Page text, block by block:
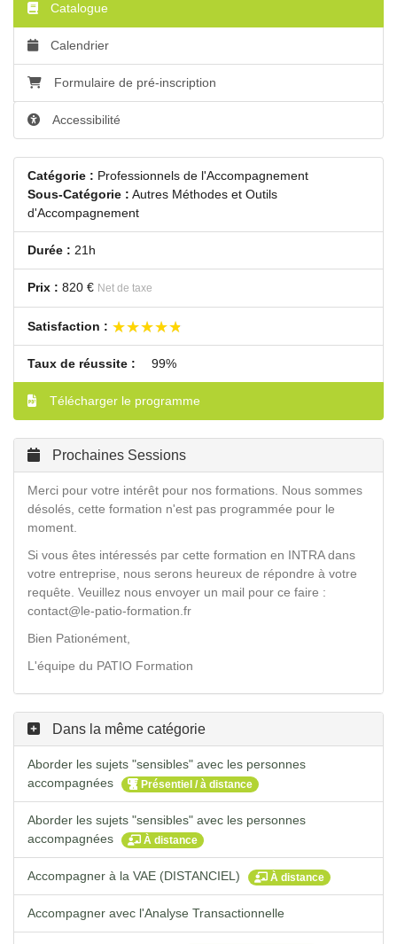
Catalogue
Calendrier
Formulaire de pré-inscription
Accessibilité
Catégorie : Professionnels de l'Accompagnement
Sous-Catégorie : Autres Méthodes et Outils
d'Accompagnement
Durée : 21h
Prix : 820 € Net de taxe
Satisfaction : ★★★★★
★★★★★
Taux de réussite : 99%
Télécharger le programme
Prochaines Sessions
Merci pour votre intérêt pour nos formations. Nous sommes
désolés, cette formation n'est pas programmée pour le
moment.
Si vous êtes intéressés par cette formation en INTRA dans
votre entreprise, nous serons heureux de répondre à votre
requête. Veuillez nous envoyer un mail pour ce faire :
contact@le-patio-formation.fr
Bien Pationément,
L'équipe du PATIO Formation
Dans la même catégorie
Aborder les sujets "sensibles" avec les personnes
accompagnées
Présentiel / à distance
Aborder les sujets "sensibles" avec les personnes
accompagnées
À distance
Accompagner à la VAE (DISTANCIEL) À distance
Accompagner avec l'Analyse Transactionnelle